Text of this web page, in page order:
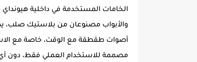
والأبواب مصنوعان من بلاستيك صلب،
أصوات طقطقة مع الوقت، خاصة مع
مصممة للاستخدام العملي فقط، دون